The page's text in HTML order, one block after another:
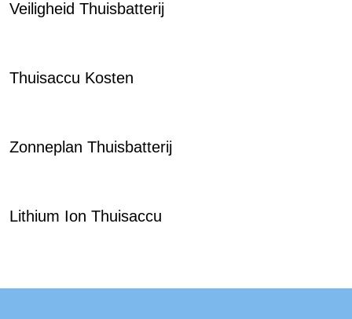
Veiligheid Thuisbatterij
Thuisaccu Kosten
Zonneplan Thuisbatterij
Lithium Ion Thuisaccu